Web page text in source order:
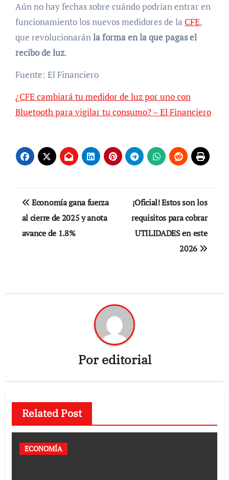
Aún no hay fechas sobre cuándo podrían entrar en
funcionamiento los nuevos medidores de la CFE,
que revolucionaránla forma en la que pagas el
recibo de luz.
Fuente: El Financiero
¿CFE cambiará tu medidor de luz por uno con
Bluetooth para vigilar tu consumo? – El Financiero
Navegación
de
entradas
Economía gana fuerza
al cierre de 2025 y anota
avance de 1.8%
¡Oficial! Estos son los
requisitos para cobrar
UTILIDADES en este
2026
Poreditorial
Related Post
ECONOMÍA